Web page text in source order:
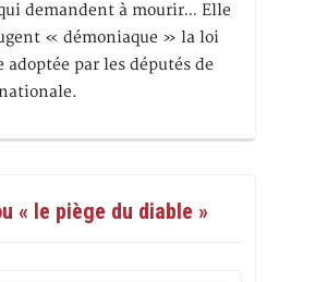
demandent à mourir… Elle
« démoniaque » la loi
adoptée par les députés de
« le piège du diable »